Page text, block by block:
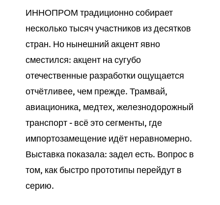
ИННОПРОМ традиционно собирает
несколько тысяч участников из десятков
стран. Но нынешний акцент явно
сместился: акцент на сугубо
отечественные разработки ощущается
отчётливее, чем прежде. Трамвай,
авиационика, медтех, железнодорожный
транспорт - всё это сегменты, где
импортозамещение идёт неравномерно.
Выставка показала: задел есть. Вопрос в
том, как быстро прототипы перейдут в
серию.